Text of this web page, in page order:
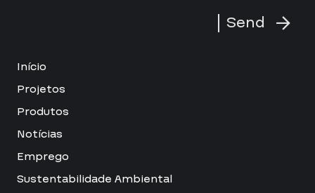
Send
Início
Projetos
Produtos
Notícias
Emprego
Sustentabilidade Ambiental